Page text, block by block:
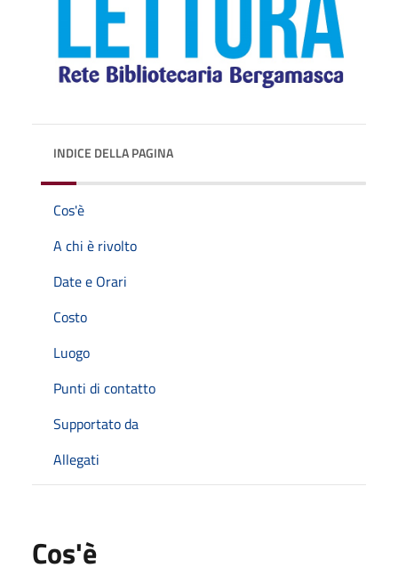
INDICE DELLA PAGINA
Cos'è
A chi è rivolto
Date e Orari
Costo
Luogo
Punti di contatto
Supportato da
Allegati
Cos'è